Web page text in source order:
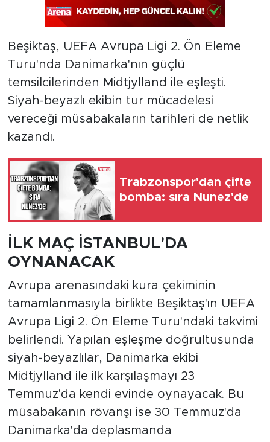
Beşiktaş, UEFA Avrupa Ligi 2. Ön Eleme
Turu'nda Danimarka'nın güçlü
temsilcilerinden Midtjylland ile eşleşti.
Siyah-beyazlı ekibin tur mücadelesi
vereceği müsabakaların tarihleri de netlik
kazandı.
Trabzonspor'dan çifte
bomba: sıra Nunez'de
İLK MAÇ İSTANBUL'DA
OYNANACAK
Avrupa arenasındaki kura çekiminin
tamamlanmasıyla birlikte Beşiktaş'ın UEFA
Avrupa Ligi 2. Ön Eleme Turu'ndaki takvimi
belirlendi. Yapılan eşleşme doğrultusunda
siyah-beyazlılar, Danimarka ekibi
Midtjylland ile ilk karşılaşmayı 23
Temmuz'da kendi evinde oynayacak. Bu
müsabakanın rövanşı ise 30 Temmuz'da
Danimarka'da deplasmanda